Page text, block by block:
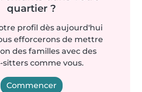
quartier ?
profil dès aujourd'hui
efforcerons de mettre
des familles avec des
sitters comme vous.
Commencer